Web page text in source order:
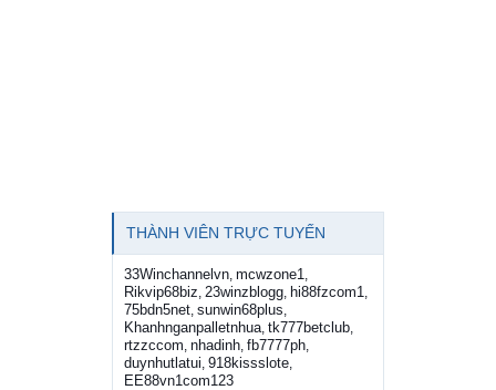
THÀNH VIÊN TRỰC TUYẾN
33Winchannelvn mcwzone1
Rikvip68biz 23winzblogg hi88fzcom1
75bdn5net sunwin68plus
Khanhnganpalletnhua tk777betclub
rtzzccom nhadinh fb7777ph
duynhutlatui 918kissslote
EE88vn1com123